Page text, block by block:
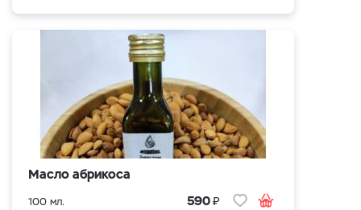
Масло абрикоса
100 мл. 590₽